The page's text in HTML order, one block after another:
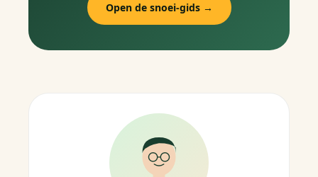
Open de snoei-gids →